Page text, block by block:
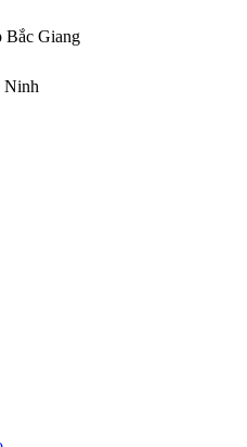
Bắc Giang
Ninh